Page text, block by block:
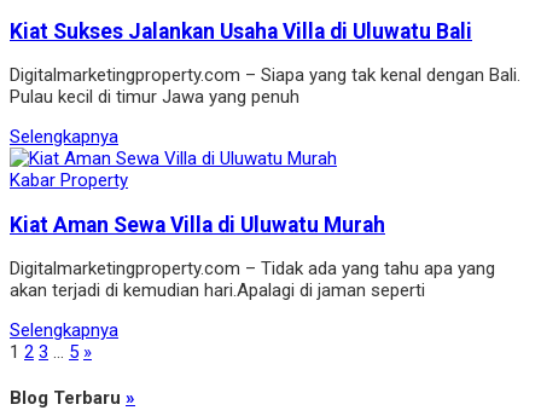
Kiat Sukses Jalankan Usaha Villa di Uluwatu Bali
Digitalmarketingproperty.com – Siapa yang tak kenal dengan Bali.
Pulau kecil di timur Jawa yang penuh
Selengkapnya
Kabar Property
Kiat Aman Sewa Villa di Uluwatu Murah
Digitalmarketingproperty.com – Tidak ada yang tahu apa yang
akan terjadi di kemudian hari.Apalagi di jaman seperti
Selengkapnya
1 2 3 … 5 »
Blog Terbaru »